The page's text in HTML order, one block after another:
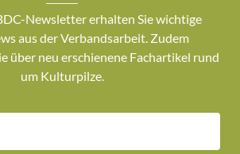
Newsletter erhalten Sie wichtige
aus der Verbandsarbeit. Zudem
über neu erschienene Fachartikel rund
um Kulturpilze.